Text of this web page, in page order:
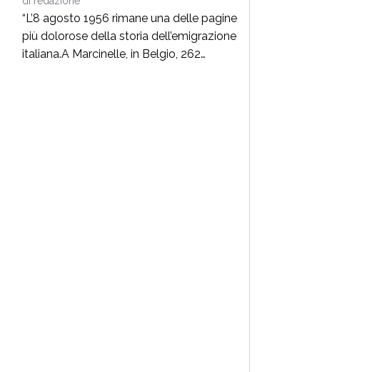
“L’8 agosto 1956 rimane una delle pagine
più dolorose della storia dell’emigrazione
italiana.A Marcinelle, in Belgio, 262